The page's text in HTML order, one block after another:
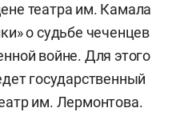
театра им. Камала
о судьбе чеченцев
войне. Для этого
государственный
им. Лермонтова.